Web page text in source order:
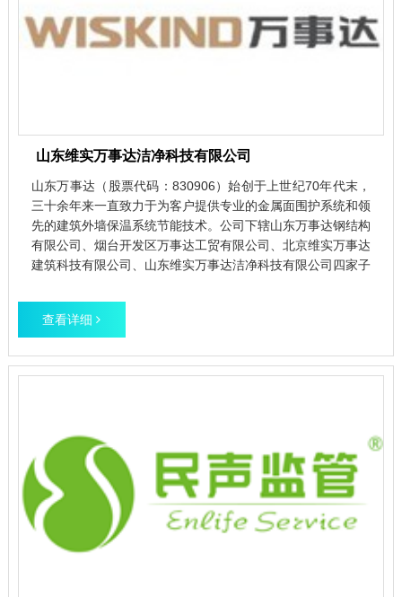
山东维实万事达洁净科技有限公司
山东万事达（股票代码：830906）始创于上世纪70年代末，
三十余年来一直致力于为客户提供专业的金属面围护系统和领
先的建筑外墙保温系统节能技术。公司下辖山东万事达钢结构
有限公司、烟台开发区万事达工贸有限公司、北京维实万事达
建筑科技有限公司、山东维实万事达洁净科技有限公司四家子
系统研发制造、钢结构建筑系统设计施工为一体的国家高新技
术企业。
查看详细